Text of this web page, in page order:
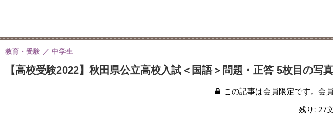
【高校受験2022】秋田県公立高校入試＜国語＞問題・正答 5枚目の写
教育・受験 中学生
この記事は会員限定です。会
残り: 27